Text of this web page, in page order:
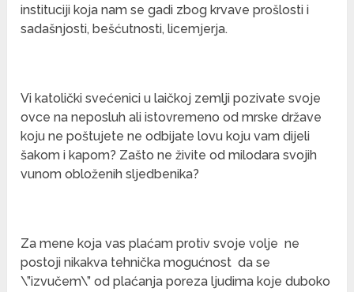
instituciji koja nam se gadi zbog krvave prošlosti i
sadašnjosti, bešćutnosti, licemjerja.
Vi katolički svećenici u laičkoj zemlji pozivate svoje
ovce na neposluh ali istovremeno od mrske države
koju ne poštujete ne odbijate lovu koju vam dijeli
šakom i kapom? Zašto ne živite od milodara svojih
vunom obloženih sljedbenika?
Za mene koja vas plaćam protiv svoje volje ne
postoji nikakva tehnička mogućnost da se
\”izvučem\” od plaćanja poreza ljudima koje duboko